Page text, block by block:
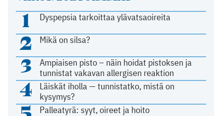
1 Dyspepsia tarkoittaa ylävatsaoireita
2 Mikä on silsa?
3
Ampiaisen pisto – näin hoidat pistoksen ja
tunnistat vakavan allergisen reaktion
4
Läiskät iholla — tunnistatko, mistä on
kysymys?
Palleatyrä: syyt, oireet ja hoito